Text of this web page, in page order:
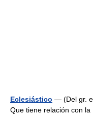
Eclesiástico — (Del gr.
Que tiene relación con